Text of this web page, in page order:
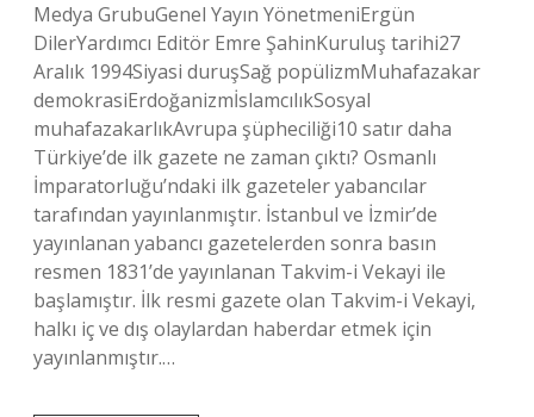
Medya GrubuGenel Yayın YönetmeniErgün
DilerYardımcı Editör Emre ŞahinKuruluş tarihi27
Aralık 1994Siyasi duruşSağ popülizmMuhafazakar
demokrasiErdoğanizmİslamcılıkSosyal
muhafazakarlıkAvrupa şüpheciliği10 satır daha
Türkiye’de ilk gazete ne zaman çıktı? Osmanlı
İmparatorluğu’ndaki ilk gazeteler yabancılar
tarafından yayınlanmıştır. İstanbul ve İzmir’de
yayınlanan yabancı gazetelerden sonra basın
resmen 1831’de yayınlanan Takvim-i Vekayi ile
başlamıştır. İlk resmi gazete olan Takvim-i Vekayi,
halkı iç ve dış olaylardan haberdar etmek için
yayınlanmıştır.…